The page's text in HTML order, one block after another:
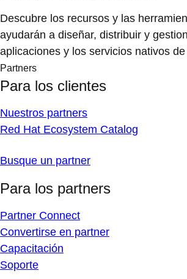
Descubre los recursos y las
ayudarán a diseñar, distribuir y
aplicaciones y los servicios nativos
Partners
Para los clientes
Nuestros partners
Red Hat Ecosystem Catalog
Busque un partner
Para los partners
Partner Connect
Convertirse en partner
Capacitación
Soporte